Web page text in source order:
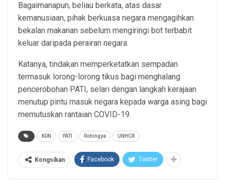
Bagaimanapun, beliau berkata, atas dasar
kemanusiaan, pihak berkuasa negara mengagihkan
bekalan makanan sebelum mengiringi bot terbabit
keluar daripada perairan negara.
Katanya, tindakan memperketatkan sempadan
termasuk lorong-lorong tikus bagi menghalang
pencerobohan PATI, selari dengan langkah kerajaan
menutup pintu masuk negara kepada warga asing bagi
memutuskan rantaian COVID-19.
KDN PATI Rohingya UNHCR
Kongsikan Facebook Twitter